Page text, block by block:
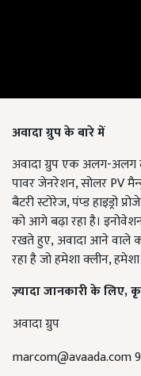
अवादा ग्रुप के बारे में
अवादा ग्रुप एक अलग-अलग
पावर जेनरेशन, सोलर PV
बैटरी स्टोरेज, पंप्ड हाइड्रो
को आगे बढ़ा रहा है।
रखते हुए, अवादा आने वाले
रहा है जो हमेशा क्लीन,
ज़्यादा जानकारी के लिए,
अवादा ग्रुप
marcom@avaada.com